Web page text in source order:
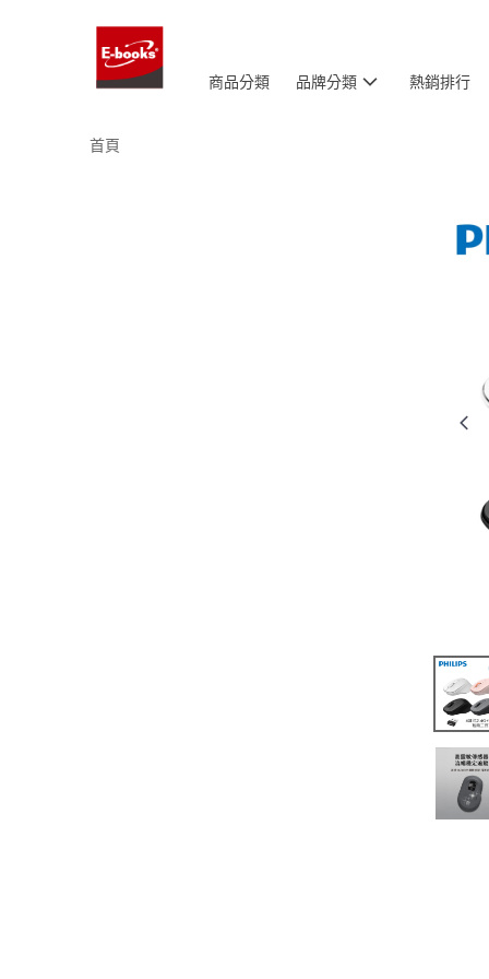
商品分類 品牌分類 熱銷排行
首頁